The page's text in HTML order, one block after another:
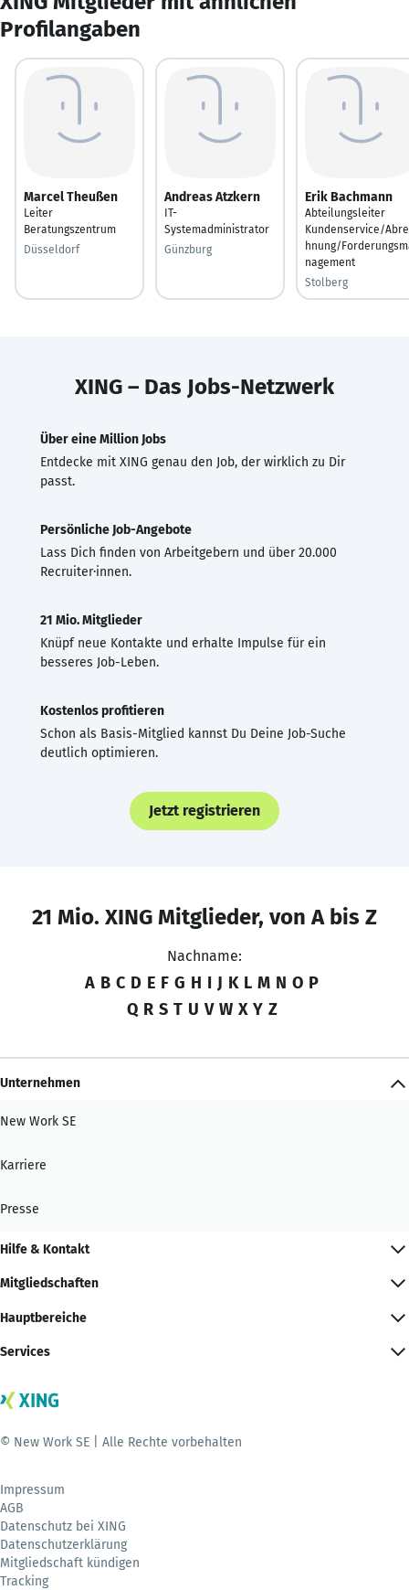
Profilangaben
Marcel Theußen
Leiter
Beratungszentrum
Düsseldorf
Andreas Atzkern
IT-
Systemadministrator
Günzburg
Erik Bachmann
Abteilungsleiter
Kundenservice/
hnung/
nagement
Stolberg
XING – Das Jobs-Netzwerk
Über eine Million Jobs
Entdecke mit XING genau den Job, der wirklich zu Dir
passt.
Persönliche Job-Angebote
Lass Dich finden von Arbeitgebern und über 20.000
Recruiter·innen.
21 Mio. Mitglieder
Knüpf neue Kontakte und erhalte Impulse für ein
besseres Job-Leben.
Kostenlos profitieren
Schon als Basis-Mitglied kannst Du Deine Job-Suche
deutlich optimieren.
Jetzt registrieren
21 Mio. XING Mitglieder, von A bis Z
Nachname:
A B C D E F G H I J K L M N O P
Q R S T U V W X Y Z
Unternehmen
New Work SE
Karriere
Presse
Hilfe & Kontakt
Mitgliedschaften
Hauptbereiche
Services
© New Work SE | Alle Rechte vorbehalten
Impressum
AGB
Datenschutz bei XING
Datenschutzerklärung
Mitgliedschaft kündigen
Tracking